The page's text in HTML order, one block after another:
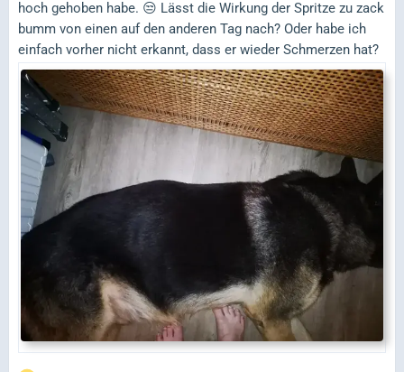
hoch gehoben habe. 😒 Lässt die Wirkung der Spritze zu zack
bumm von einen auf den anderen Tag nach? Oder habe ich
einfach vorher nicht erkannt, dass er wieder Schmerzen hat?